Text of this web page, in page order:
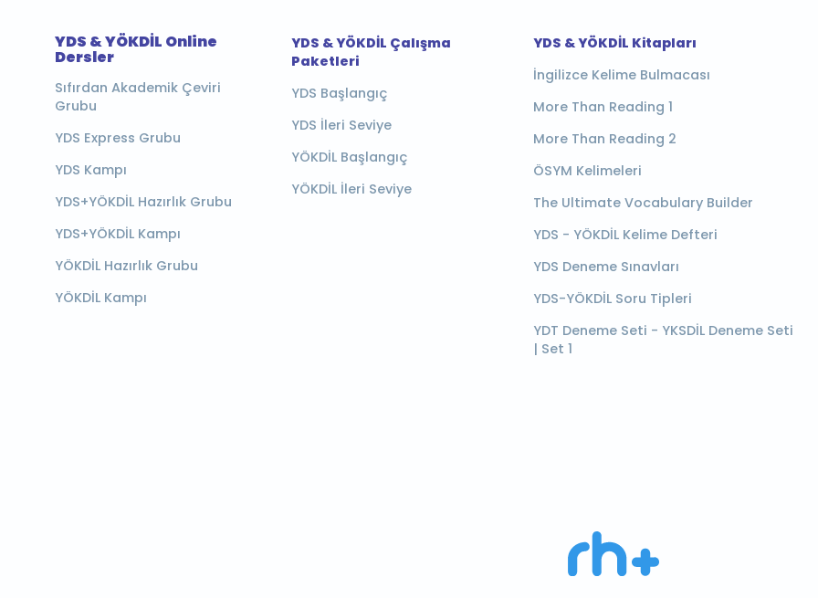
YDS & YÖKDİL Online
Dersler
Sıfırdan Akademik Çeviri
Grubu
YDS Express Grubu
YDS Kampı
YDS+YÖKDİL Hazırlık Grubu
YDS+YÖKDİL Kampı
YÖKDİL Hazırlık Grubu
YÖKDİL Kampı
YDS & YÖKDİL Çalışma
Paketleri
YDS Başlangıç
YDS İleri Seviye
YÖKDİL Başlangıç
YÖKDİL İleri Seviye
YDS & YÖKDİL Kitapları
İngilizce Kelime Bulmacası
More Than Reading 1
More Than Reading 2
ÖSYM Kelimeleri
The Ultimate Vocabulary Builder
YDS - YÖKDİL Kelime Defteri
YDS Deneme Sınavları
YDS-YÖKDİL Soru Tipleri
YDT Deneme Seti - YKSDİL Deneme Seti
| Set 1